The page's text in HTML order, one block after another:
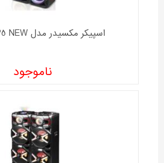
اسپیکر مکسیدر مدل AL 326-LP5 NEW
ناموجود